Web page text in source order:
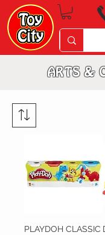
ARTS &
PLAYDOH CLASSIC